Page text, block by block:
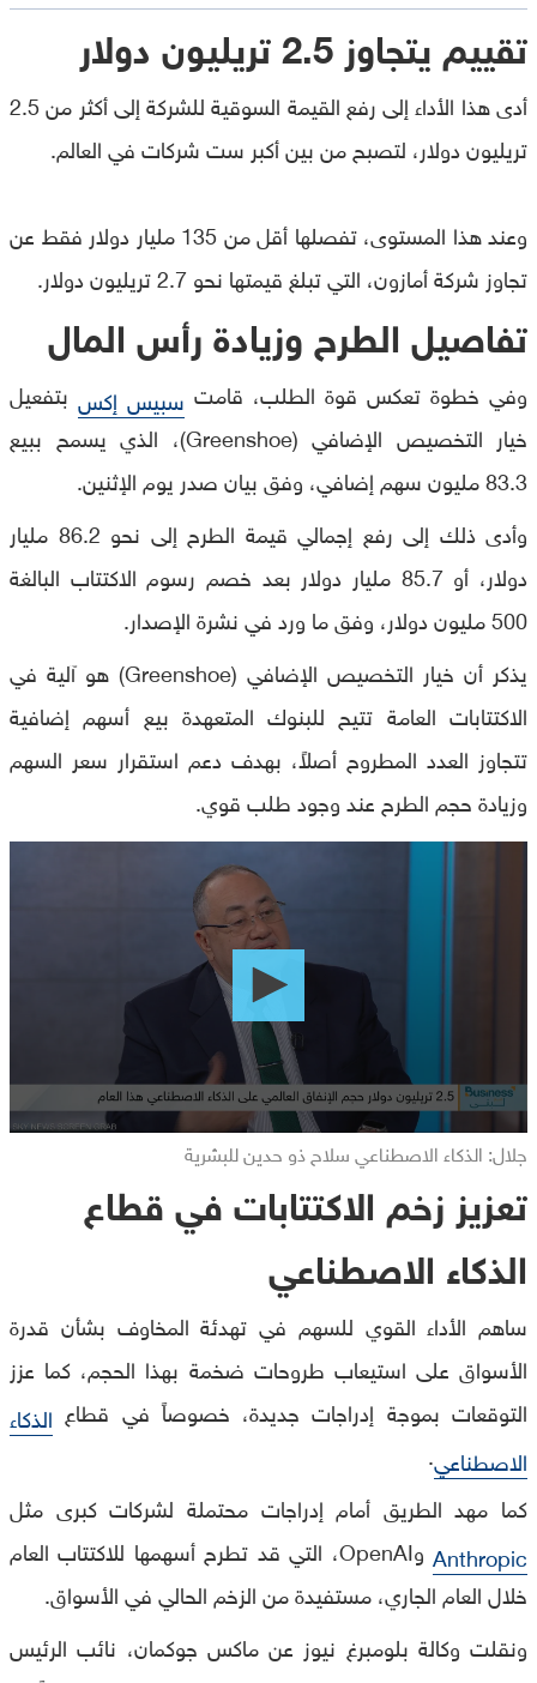
تقييم يتجاوز 2.5 تريليون دولار
أدى هذا الأداء إلى رفع القيمة السوقية للشركة إلى أكثر من 2.5
تريليون دولار، لتصبح من بين أكبر ست شركات في العالم.
وعند هذا المستوى، تفصلها أقل من 135 مليار دولار فقط عن
تجاوز شركة أمازون، التي تبلغ قيمتها نحو 2.7 تريليون دولار.
تفاصيل الطرح وزيادة رأس المال
وفي خطوة تعكس قوة الطلب، قامت سبيس إكس بتفعيل
خيار التخصيص الإضافي (Greenshoe)، الذي يسمح ببيع
83.3 مليون سهم إضافي، وفق بيان صدر يوم الإثنين.
وأدى ذلك إلى رفع إجمالي قيمة الطرح إلى نحو 86.2 مليار
دولار، أو 85.7 مليار دولار بعد خصم رسوم الاكتتاب البالغة
500 مليون دولار، وفق ما ورد في نشرة الإصدار.
يذكر أن خيار التخصيص الإضافي (Greenshoe) هو آلية في
الاكتتابات العامة تتيح للبنوك المتعهدة بيع أسهم إضافية
تتجاوز العدد المطروح أصلاً، بهدف دعم استقرار سعر السهم
وزيادة حجم الطرح عند وجود طلب قوي.
جلال: الذكاء الاصطناعي سلاح ذو حدين للبشرية
تعزيز زخم الاكتتابات في قطاع
الذكاء الاصطناعي
ساهم الأداء القوي للسهم في تهدئة المخاوف بشأن قدرة
الأسواق على استيعاب طروحات ضخمة بهذا الحجم، كما عزز
التوقعات بموجة إدراجات جديدة، خصوصاً في قطاع الذكاء
الاصطناعي.
كما مهد الطريق أمام إدراجات محتملة لشركات كبرى مثل
Anthropic
وOpenAI، التي قد تطرح أسهمها للاكتتاب العام
خلال العام الجاري، مستفيدة من الزخم الحالي في الأسواق.
ونقلت وكالة بلومبرغ نيوز عن ماكس جوكمان، نائب الرئيس